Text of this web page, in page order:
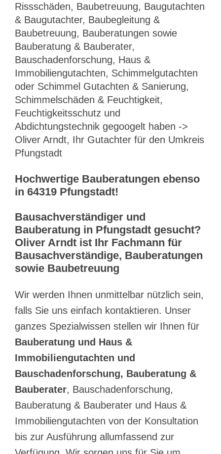
Rissschäden, Baubetreuung, Baugutachten
& Baugutachter, Baubegleitung &
Baubetreuung, Bauberatungen sowie
Bauberatung & Bauberater,
Bauschadenforschung, Haus &
Immobiliengutachten, Schimmelgutachten
oder Schimmel Gutachten & Sanierung,
Schimmelschäden & Feuchtigkeit,
Feuchtigkeitsschutz und
Abdichtungstechnik gegoogelt haben ->
Oliver Arndt, Ihr Gutachter für den Umkreis
Pfungstadt
Hochwertige Bauberatungen ebenso
in 64319 Pfungstadt!
Bausachverständiger und
Bauberatung in Pfungstadt gesucht?
Oliver Arndt ist Ihr Fachmann für
Bausachverständige, Bauberatungen
sowie Baubetreuung
Wir werden Ihnen unmittelbar nützlich sein,
falls Sie uns einfach kontaktieren. Unser
ganzes Spezialwissen stellen wir Ihnen für
Bauberatung und Haus &
Immobiliengutachten und
Bauschadenforschung, Bauberatung &
Bauberater, Bauschadenforschung,
Bauberatung & Bauberater und Haus &
Immobiliengutachten von der Konsultation
bis zur Ausführung allumfassend zur